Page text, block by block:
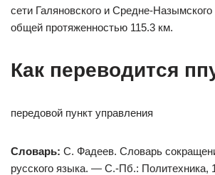
сети Галяновского и Средне-
общей протяженностью 115.3 км.
Как переводится
передовой пункт управления
Словарь: С. Фадеев. Словарь
русского языка. — С.-Пб.: Политехника,